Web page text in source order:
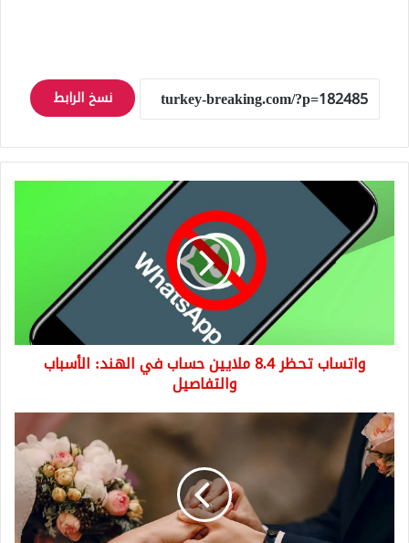
نسخ الرابط
واتساب
تحظر
ملايين
والتفاصيل
واتساب تحظر 8.4 ملايين حساب في الهند: الأسباب
والتفاصيل
الزواج
والطلاق
في
تركيا